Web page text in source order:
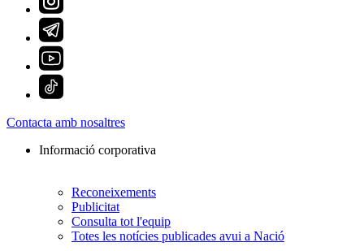
Contacta amb nosaltres
Informació corporativa
Reconeixements
Publicitat
Consulta tot l'equip
Totes les notícies publicades avui a Nació